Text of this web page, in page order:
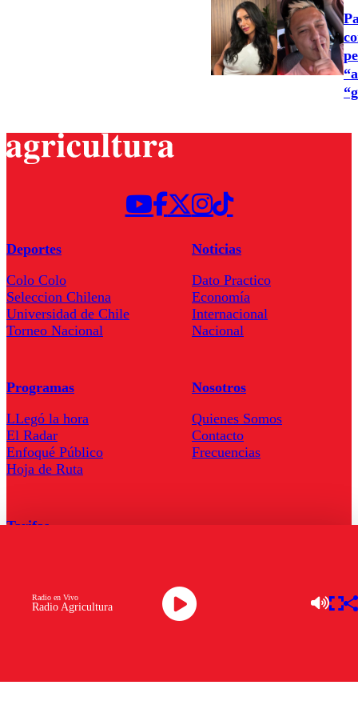
Radio Agricultura
Radio en Vivo
Deportes
Colo Colo
Seleccion Chilena
Universidad de Chile
Torneo Nacional
Noticias
Dato Practico
Economía
Internacional
Nacional
Programas
LLegó la hora
El Radar
Enfoqué Público
Hoja de Ruta
Nosotros
Quienes Somos
Contacto
Frecuencias
Tarifas
Descarga la APP